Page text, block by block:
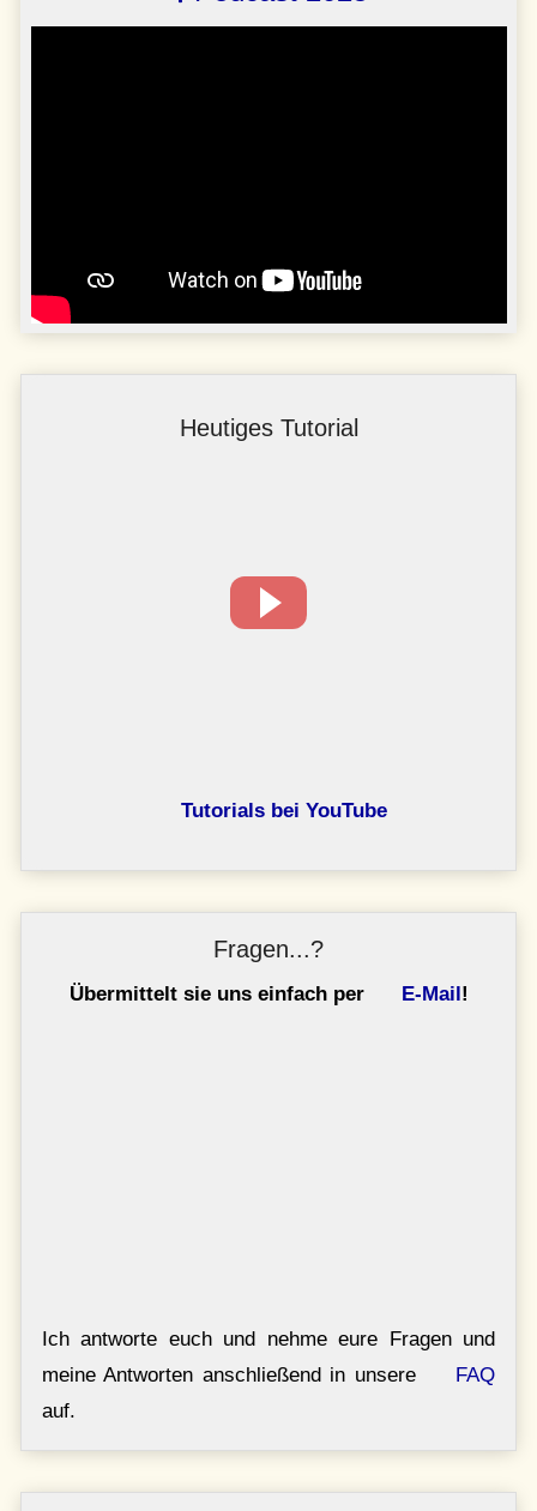
Heutiges Tutorial
Tutorials bei YouTube
Fragen...?
Übermittelt sie uns einfach per E-Mail !
Ich antworte euch und nehme eure Fragen und
meine Antworten anschließend in unsere
FAQ
auf.